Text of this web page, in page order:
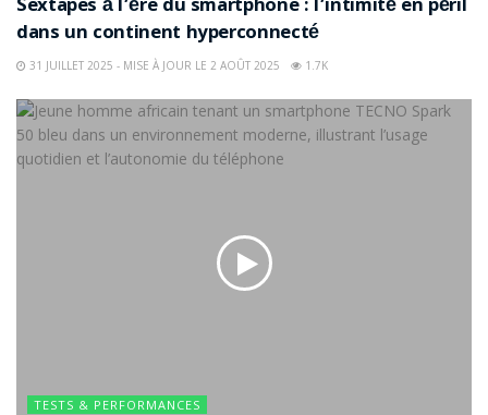
Sextapes à l’ère du smartphone : l’intimité en péril
dans un continent hyperconnecté
31 JUILLET 2025 - MISE À JOUR LE 2 AOÛT 2025 1.7K
TESTS & PERFORMANCES